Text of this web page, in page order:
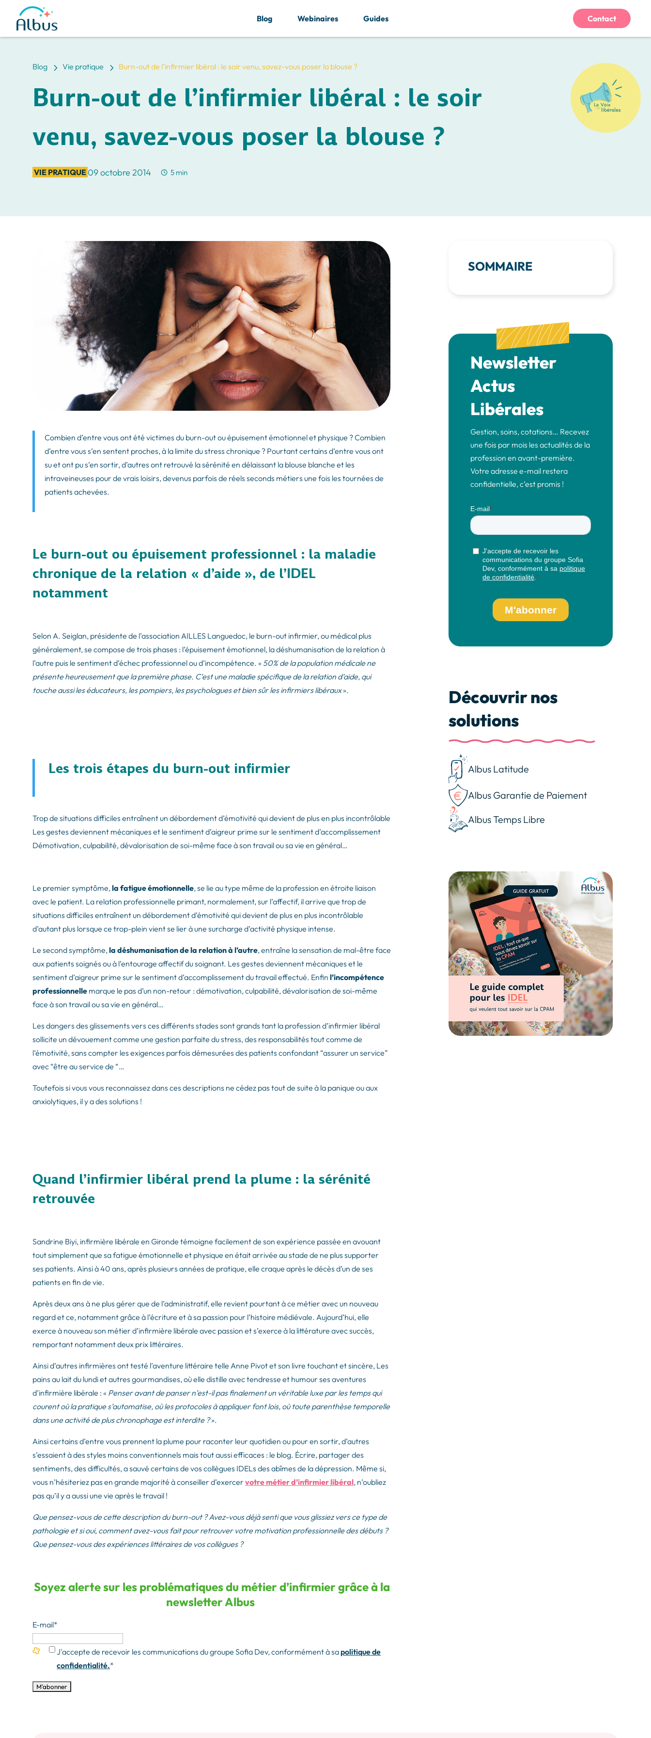
Blog 5 Vie pratique 5 Burn-out de l’infirmier libéral : le soir venu, savez-vous poser la blouse ?
Burn-out de l’infirmier libéral : le soir
venu, savez-vous poser la blouse ?
VIE PRATIQUE 09 octobre 2014 5 min
Combien d’entre vous ont été victimes du burn-out ou épuisement émotionnel et physique ? Combien
d’entre vous s’en sentent proches, à la limite du stress chronique ? Pourtant certains d’entre vous ont
su et ont pu s’en sortir, d’autres ont retrouvé la sérénité en délaissant la blouse blanche et les
intraveineuses pour de vrais loisirs, devenus parfois de réels seconds métiers une fois les tournées de
patients achevées.
Le burn-out ou épuisement professionnel : la maladie
chronique de la relation « d’aide », de l’IDEL
notamment
Selon A. Seiglan, présidente de l’association AILLES Languedoc, le burn-out infirmier, ou médical plus
généralement, se compose de trois phases : l’épuisement émotionnel, la déshumanisation de la relation à
l’autre puis le sentiment d’échec professionnel ou d’incompétence. « 50% de la population médicale ne
présente heureusement que la première phase. C’est une maladie spécifique de la relation d’aide, qui
touche aussi les éducateurs, les pompiers, les psychologues et bien sûr les infirmiers libéraux».
Les trois étapes du burn-out infirmier
Trop de situations difficiles entraînent un débordement d’émotivité qui devient de plus en plus incontrôlable
Les gestes deviennent mécaniques et le sentiment d’aigreur prime sur le sentiment d’accomplissement
Démotivation, culpabilité, dévalorisation de soi-même face à son travail ou sa vie en général…
Le premier symptôme,la fatigue émotionnelle, se lie au type même de la profession en étroite liaison
avec le patient. La relation professionnelle primant, normalement, sur l’affectif, il arrive que trop de
situations difficiles entraînent un débordement d’émotivité qui devient de plus en plus incontrôlable
d’autant plus lorsque ce trop-plein vient se lier à une surcharge d’activité physique intense.
Le second symptôme,la déshumanisation de la relation à l’autre, entraîne la sensation de mal-être face
aux patients soignés ou à l’entourage affectif du soignant. Les gestes deviennent mécaniques et le
sentiment d’aigreur prime sur le sentiment d’accomplissement du travail effectué. Enfinl’incompétence
professionnelle marque le pas d’un non-retour : démotivation, culpabilité, dévalorisation de soi-même
face à son travail ou sa vie en général…
Les dangers des glissements vers ces différents stades sont grands tant la profession d’infirmier libéral
sollicite un dévouement comme une gestion parfaite du stress, des responsabilités tout comme de
l’émotivité, sans compter les exigences parfois démesurées des patients confondant “assurer un service”
avec “être au service de “…
Toutefois si vous vous reconnaissez dans ces descriptions ne cédez pas tout de suite à la panique ou aux
anxiolytiques, il y a des solutions !
Quand l’infirmier libéral prend la plume : la sérénité
retrouvée
Sandrine Biyi, infirmière libérale en Gironde témoigne facilement de son expérience passée en avouant
tout simplement que sa fatigue émotionnelle et physique en était arrivée au stade de ne plus supporter
ses patients. Ainsi à 40 ans, après plusieurs années de pratique, elle craque après le décès d’un de ses
patients en fin de vie.
Après deux ans à ne plus gérer que de l’administratif, elle revient pourtant à ce métier avec un nouveau
regard et ce, notamment grâce à l’écriture et à sa passion pour l’histoire médiévale. Aujourd’hui, elle
exerce à nouveau son métier d’infirmière libérale avec passion et s’exerce à la littérature avec succès,
remportant notamment deux prix littéraires.
Ainsi d’autres infirmières ont testé l’aventure littéraire telle Anne Pivot et son livre touchant et sincère, Les
pains au lait du lundi et autres gourmandises, où elle distille avec tendresse et humour ses aventures
d’infirmière libérale : « Penser avant de panser n’est-il pas finalement un véritable luxe par les temps qui
courent où la pratique s’automatise, où les protocoles à appliquer font lois, où toute parenthèse temporelle
dans une activité de plus chronophage est interdite ?».
Ainsi certains d’entre vous prennent la plume pour raconter leur quotidien ou pour en sortir, d’autres
s’essaient à des styles moins conventionnels mais tout aussi efficaces : le blog. Écrire, partager des
sentiments, des difficultés, a sauvé certains de vos collègues IDELs des abîmes de la dépression. Même si,
vous n’hésiteriez pas en grande majorité à conseiller d’exercervotre métier d’infirmier libéral, n’oubliez
pas qu’il y a aussi une vie après le travail !
Que pensez-vous de cette description du burn-out ? Avez-vous déjà senti que vous glissiez vers ce type de
pathologie et si oui, comment avez-vous fait pour retrouver votre motivation professionnelle des débuts ?
Que pensez-vous des expériences littéraires de vos collègues ?
Soyez alerte sur les problématiques du métier d’infirmier grâce à la
newsletter Albus
E-mail*
J'accepte de recevoir les communications du groupe Sofia Dev, conformément à sa politique de
confidentialité.*
SOMMAIRE
Newsletter
Actus
Libérales
Gestion, soins, cotations… Recevez
une fois par mois les actualités de la
profession en avant-première.
Votre adresse e-mail restera
confidentielle, c’est promis !
Découvrir nos
solutions
Albus Latitude
Albus Garantie de Paiement
Albus Temps Libre
Blog Webinaires Guides Contact